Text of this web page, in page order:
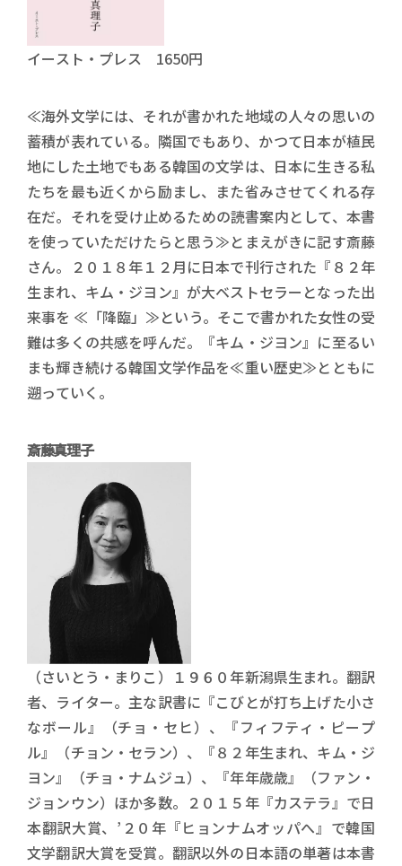
イースト・プレス 1650円
≪海外文学には、それが書かれた地域の人々の思いの
蓄積が表れている。隣国でもあり、かつて日本が植民
地にした土地でもある韓国の文学は、日本に生きる私
たちを最も近くから励まし、また省みさせてくれる存
在だ。それを受け止めるための読書案内として、本書
を使っていただけたらと思う≫とまえがきに記す斎藤
さん。２０１８年１２月に日本で刊行された『８２年
生まれ、キム・ジヨン』が大ベストセラーとなった出
来事を ≪「降臨」≫という。そこで書かれた女性の受
難は多くの共感を呼んだ。『キム・ジヨン』に至るい
まも輝き続ける韓国文学作品を≪重い歴史≫とともに
遡っていく。
斎藤真理子
（さいとう・まりこ）１９６０年新潟県生まれ。翻訳
者、ライター。主な訳書に『こびとが打ち上げた小さ
なボール』（チョ・セヒ）、『フィフティ・ピープ
ル』（チョン・セラン）、『８２年生まれ、キム・ジ
ヨン』（チョ・ナムジュ）、『年年歳歳』（ファン・
ジョンウン）ほか多数。２０１５年『カステラ』で日
本翻訳大賞、’２０年『ヒョンナムオッパへ』で韓国
文学翻訳大賞を受賞。翻訳以外の日本語の単著は本書